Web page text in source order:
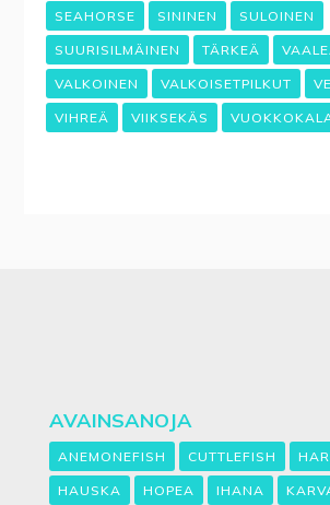
SEAHORSE SININEN SULOINEN
SUURISILMÄINEN TÄRKEÄ
VALKOINEN VALKOISETPILKUT
VIHREÄ VIIKSEKÄS
AVAINSANOJA
ANEMONEFISH CUTTLEFISH
HAUSKA HOPEA IHANA